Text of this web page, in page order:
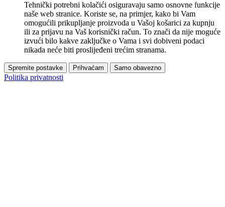
Tehnički potrebni kolačići osiguravaju samo osnovne funkcije
naše web stranice. Koriste se, na primjer, kako bi Vam
omogućili prikupljanje proizvoda u Vašoj košarici za kupnju
ili za prijavu na Vaš korisnički račun. To znači da nije moguće
izvući bilo kakve zaključke o Vama i svi dobiveni podaci
nikada neće biti proslijeđeni trećim stranama.
Spremite postavke Prihvaćam Samo obavezno
Politika privatnosti